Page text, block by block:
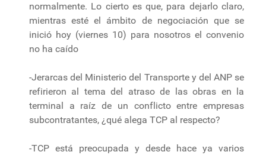
normalmente. Lo cierto es que, para dejarlo claro,
mientras esté el ámbito de negociación que se
inició hoy (viernes 10) para nosotros el convenio
no ha caído
-Jerarcas del Ministerio del Transporte y del ANP se
refirieron al tema del atraso de las obras en la
terminal a raíz de un conflicto entre empresas
subcontratantes, ¿qué alega TCP al respecto?
-TCP está preocupada y desde hace ya varios